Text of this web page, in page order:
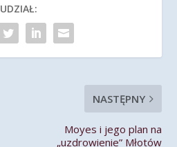
UDZIAŁ:
NASTĘPNY
Moyes i jego plan na
„uzdrowienie” Młotów